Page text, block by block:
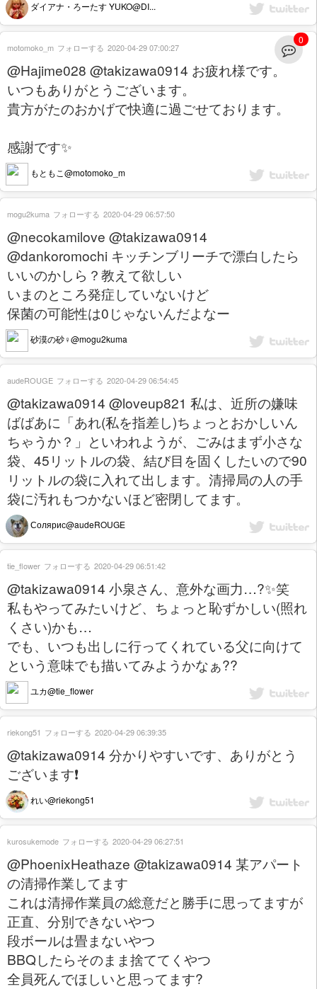
ダイアナ・ろーたす YUKO@DI...
@Hajime028 @takizawa0914 お疲れ様です。
いつもありがとうございます。
貴方がたのおかげで快適に過ごせております。
感謝です✨
もともこ@motomoko_m
motomoko_m フォローする 2020-04-29 07:00:27
@necokamilove @takizawa0914
@dankoromochi キッチンブリーチで漂白したら
いいのかしら？教えて欲しい
いまのところ発症していないけど
保菌の可能性は0じゃないんだよなー
砂漠の砂♀@mogu2kuma
mogu2kuma フォローする 2020-04-29 06:57:50
@takizawa0914 @loveup821 私は、近所の嫌味
ばばあに「あれ(私を指差し)ちょっとおかしいん
ちゃうか？」といわれようが、ごみはまず小さな
袋、45リットルの袋、結び目を固くしたいので90
リットルの袋に入れて出します。清掃局の人の手
袋に汚れもつかないほど密閉してます。
Солярис@audeROUGE
audeROUGE フォローする 2020-04-29 06:54:45
@takizawa0914 小泉さん、意外な画力…?✨笑
私もやってみたいけど、ちょっと恥ずかしい(照れ
くさい)かも…
でも、いつも出しに行ってくれている父に向けて
という意味でも描いてみようかなぁ??
ユカ@tie_flower
tie_flower フォローする 2020-04-29 06:51:42
@takizawa0914 分かりやすいです、ありがとう
ございます❗️
れい@riekong51
riekong51 フォローする 2020-04-29 06:39:35
@PhoenixHeathaze @takizawa0914 某アパート
の清掃作業してます
これは清掃作業員の総意だと勝手に思ってますが
正直、分別できないやつ
段ボールは畳まないやつ
BBQしたらそのまま捨ててくやつ
全員死んでほしいと思ってます?
kurosukemode フォローする 2020-04-29 06:27:51
0